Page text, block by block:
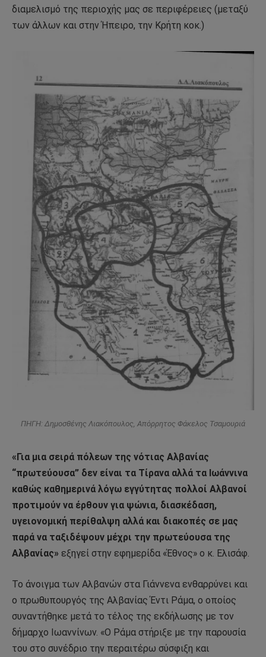
διαμελισμό της περιοχής μας σε περιφέρειες (μεταξύ
των άλλων και στην Ήπειρο, την Κρήτη κοκ.)
ΠΗΓΗ: Δημοσθένης Λιακόπουλος, Απόρρητος Φάκελος Τσαμουριά
«Για μια σειρά πόλεων της νότιας Αλβανίας
“πρωτεύουσα” δεν είναι τα Τίρανα αλλά τα Ιωάννινα
καθώς καθημερινά λόγω εγγύτητας πολλοί Αλβανοί
προτιμούν να έρθουν για ψώνια, διασκέδαση,
υγειονομική περίθαλψη αλλά και διακοπές σε μας
παρά να ταξιδέψουν μέχρι την πρωτεύουσα της
Αλβανίας» εξηγεί στην εφημερίδα «Έθνος» o κ. Ελισάφ.
Το άνοιγμα των Αλβανών στα Γιάννενα ενθαρρύνει και
ο πρωθυπουργός της Αλβανίας Έντι Ράμα, ο οποίος
συναντήθηκε μετά το τέλος της εκδήλωσης με τον
δήμαρχο Ιωαννίνων. «Ο Ράμα στήριξε με την παρουσία
του στο συνέδριο την περαιτέρω σύσφιξη και